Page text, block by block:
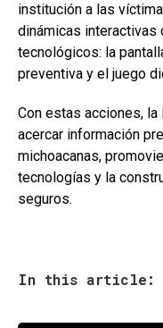
institución a las
dinámicas
tecnológicos: la
preventiva y el juego
Con estas acciones,
acercar información
michoacanas,
tecnologías y la
seguros.
In this article: